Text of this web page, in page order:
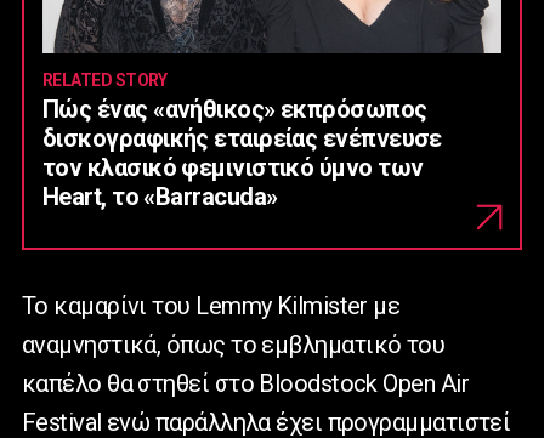
RELATED STORY
Πώς ένας «ανήθικος» εκπρόσωπος
δισκογραφικής εταιρείας ενέπνευσε
τον κλασικό φεμινιστικό ύμνο των
Heart, το «Barracuda»
Το καμαρίνι του Lemmy Kilmister με
αναμνηστικά, όπως το εμβληματικό του
καπέλο θα στηθεί στο Bloodstock Οpen Air
Festival ενώ παράλληλα έχει προγραμματιστεί